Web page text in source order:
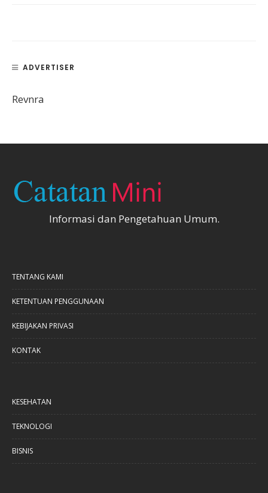
ADVERTISER
Revnra
Informasi dan Pengetahuan Umum.
TENTANG KAMI
KETENTUAN PENGGUNAAN
KEBIJAKAN PRIVASI
KONTAK
KESEHATAN
TEKNOLOGI
BISNIS